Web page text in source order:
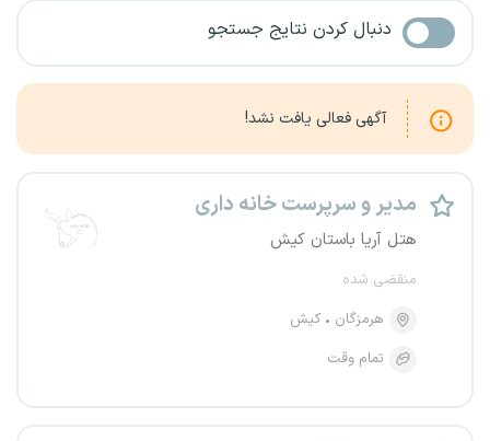
دنبال کردن نتایج جستجو
آگهی فعالی یافت نشد!
مدیر و سرپرست خانه داری
هتل آریا باستان کیش
منقضی شده
هرمزگان
کیش
تمام وقت